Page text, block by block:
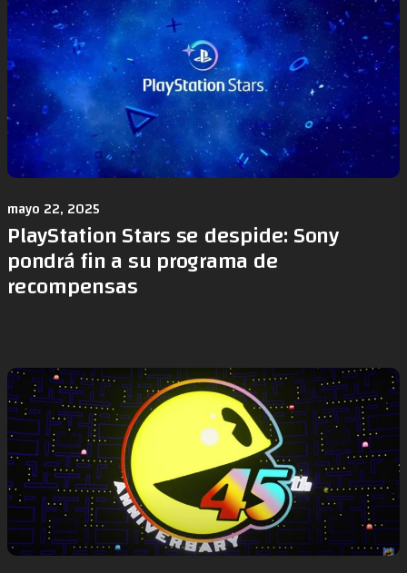
mayo 22, 2025
PlayStation Stars se despide: Sony
pondrá fin a su programa de
recompensas